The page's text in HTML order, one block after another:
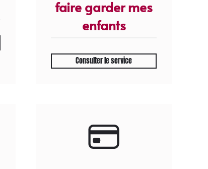
faire garder mes
enfants
Consulter le service